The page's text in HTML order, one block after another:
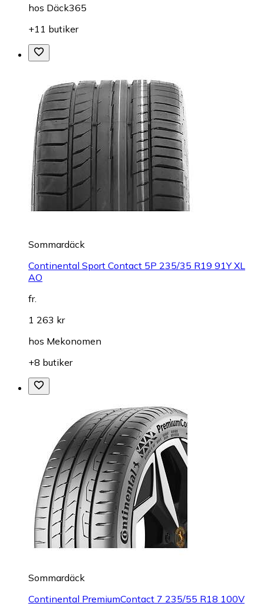
hos Däck365
+11 butiker
Sommardäck
Continental Sport Contact 5P 235/35 R19 91Y XL
AO
fr.
1 263 kr
hos Mekonomen
+8 butiker
Sommardäck
Continental PremiumContact 7 235/55 R18 100V